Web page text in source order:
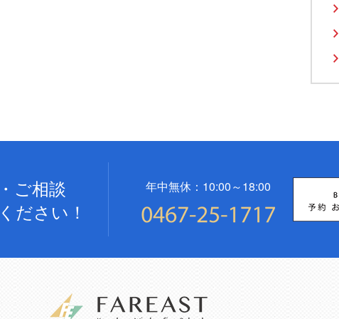
ご相談
ださい！
年中無休：10:00～18:00